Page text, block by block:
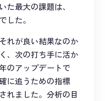
た最大の課題は、
した。
れが良い結果なのか
、次の打ち手に活か
のアップデートで
に追うための指標
れました。分析の目